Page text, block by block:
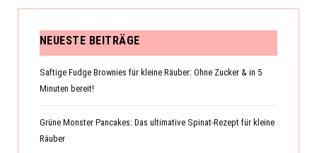
NEUESTE BEITRÄGE
Saftige Fudge Brownies für kleine Räuber: Ohne Zucker & in 5
Minuten bereit!
Grüne Monster Pancakes: Das ultimative Spinat-Rezept für kleine
Räuber